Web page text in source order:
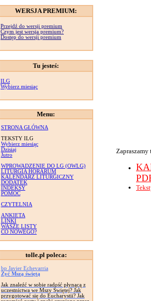
WERSJA PREMIUM:
Przejdź do wersji premium
Czym jest wersja premium?
Dostęp do wersji premium
Tu jesteś:
ILG
Wybierz miesiąc
Menu:
STRONA GŁÓWNA
TEKSTY ILG
Wybierz miesiąc
Dzisiaj
Jutro
WPROWADZENIE DO LG (OWLG)
LITURGIA HORARUM
KALENDARZ LITURGICZNY
DODATEK
INDEKSY
POMOC
CZYTELNIA
ANKIETA
LINKI
WASZE LISTY
CO NOWEGO?
tolle.pl poleca:
bp Javier Echevarria
Żyć Mszą świętą
Jak znaleźć w sobie radość płynącą z
uczestnictwa we Mszy Świętej? Jak
przygotować się do Eucharystii? Jak